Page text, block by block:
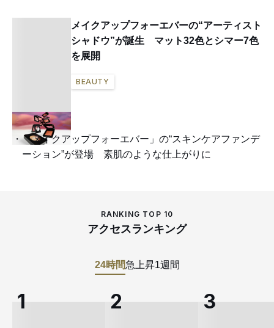
メイクアップフォーエバーの“アーティスト
シャドウ”が誕生 マット32色とシマー7色
を展開
BEAUTY
「メイクアップフォーエバー」の“スキンケアファンデ
ーション”が登場 素肌のような仕上がりに
RANKING TOP 10
アクセスランキング
24時間急上昇1週間